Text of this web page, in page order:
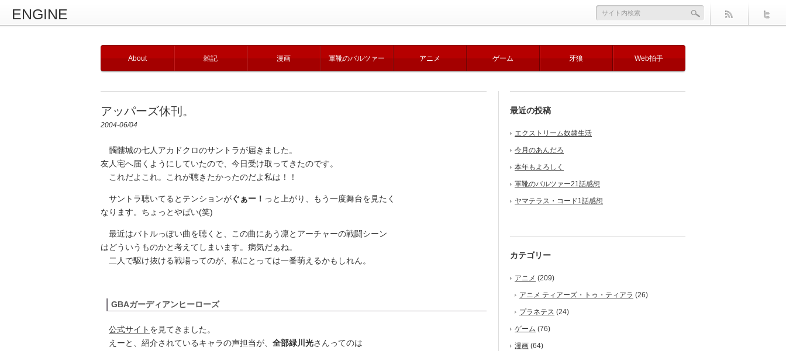
ENGINE
About 雑記 漫画 軍靴のバルツァー アニメ ゲーム 牙狼 Web拍手
アッパーズ休刊。
2004-06/04
髑髏城の七人アカドクロのサントラが届きました。
友人宅へ届くようにしていたので、今日受け取ってきたのです。
これだよこれ。これが聴きたかったのだよ私は！！
サントラ聴いてるとテンションがぐぁー！ っと上がり、もう一度舞台を見たく
なります。ちょっとやばい(笑)
最近はバトルっぽい曲を聴くと、この曲にあう凛とアーチャーの戦闘シーン
はどういうものかと考えてしまいます。病気だぁね。
二人で駆け抜ける戦場ってのが、私にとっては一番萌えるかもしれん。
GBAガーディアンヒーローズ
公式サイト を見てきました。
えーと、紹介されているキャラの声担当が、 全部緑川光さんってのは
最近の投稿
エクストリーム奴隷生活
今月のあんだろ
本年もよろしく
軍靴のバルツァー21話感想
ヤマテラス・コード1話感想
カテゴリー
アニメ (209)
アニメ ティアーズ・トゥ・ティアラ (26)
プラネテス (24)
ゲーム (76)
漫画 (64)